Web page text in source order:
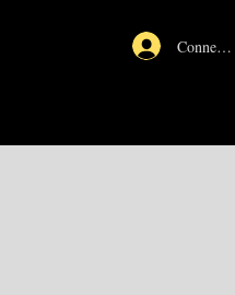
Connexion